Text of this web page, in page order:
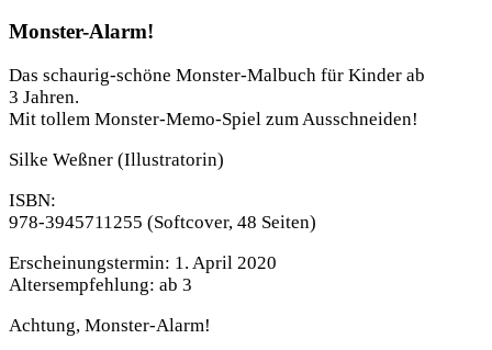
Monster-Alarm!
Das schaurig-schöne Monster-Malbuch für Kinder ab
3 Jahren.
Mit tollem Monster-Memo-Spiel zum Ausschneiden!
Silke Weßner (Illustratorin)
ISBN:
978-3945711255 (Softcover, 48 Seiten)
Erscheinungstermin: 1. April 2020
Altersempfehlung: ab 3
Achtung, Monster-Alarm!